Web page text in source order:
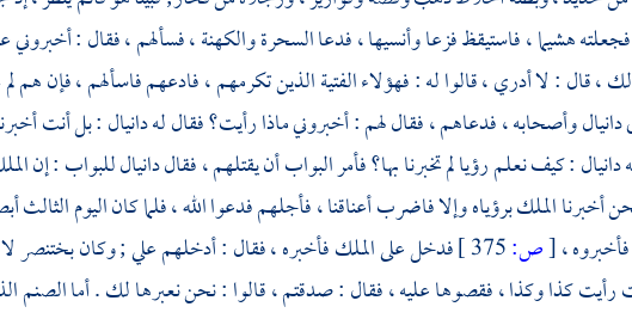
هشيما ، فاستيقظ فزعا وأنسيها ، فدعا السحرة والكهنة ، فسألهم ، فقال : أخبروني
، قال : لا أدري ، قالوا له : فهؤلاء الفتية الذين تكرمهم ، فادعهم فاسألهم ، فإن هم
دانيالوأصحابه ، فدعاهم ، فقال لهم : أخبروني ماذا رأيت؟ فقال لهدانيال: بل أنت
دانيال: كيف نعلم رؤيا لم تخبرنا بها؟ فأمر البواب أن يقتلهم ، فقالدانيالللبواب : إن
أخبرنا الملك برؤياه وإلا فاضرب أعناقنا ، فأجلهم فدعوا الله ، فلما كان اليوم
،[ص: فدخل على الملك فأخبره ، فقال : أدخلهم علي ; وكانبختنصر
رأيت كذا وكذا ، فقصوها عليه ، فقال : صدقتم ، قالوا : نحن نعبرها لك . أما